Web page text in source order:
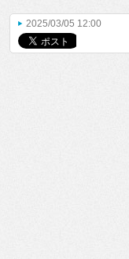
2025/03/05 12:00